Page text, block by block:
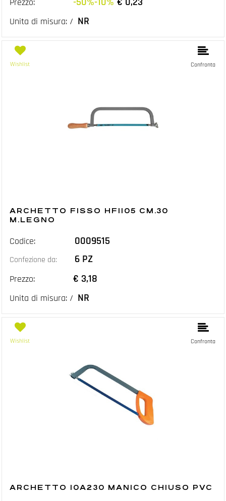
Unita di misura: / NR
Wishlist Confronta
ARCHETTO FISSO HF1105 CM.30
M.LEGNO
Codice: 0009515
Confezione da: 6 PZ
Prezzo: € 3,18
Unita di misura: / NR
Wishlist Confronta
ARCHETTO 10A230 MANICO CHIUSO PVC